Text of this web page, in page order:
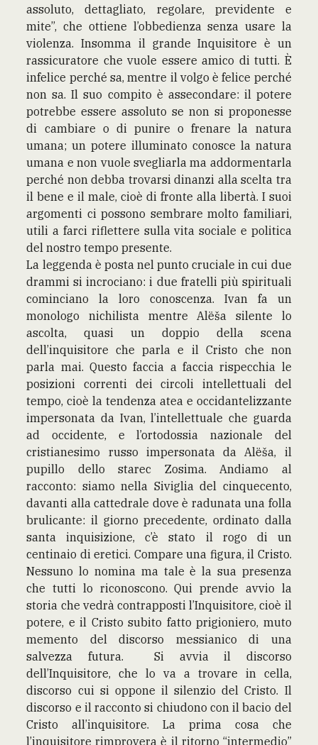
assoluto, dettagliato, regolare, previdente e
mite”, che ottiene l’obbedienza senza usare la
violenza. Insomma il grande Inquisitore è un
rassicuratore che vuole essere amico di tutti. È
infelice perché sa, mentre il volgo è felice perché
non sa. Il suo compito è assecondare: il potere
potrebbe essere assoluto se non si proponesse
di cambiare o di punire o frenare la natura
umana; un potere illuminato conosce la natura
umana e non vuole svegliarla ma addormentarla
perché non debba trovarsi dinanzi alla scelta tra
il bene e il male, cioè di fronte alla libertà. I suoi
argomenti ci possono sembrare molto familiari,
utili a farci riflettere sulla vita sociale e politica
del nostro tempo presente.
La leggenda è posta nel punto cruciale in cui due
drammi si incrociano: i due fratelli più spirituali
cominciano la loro conoscenza. Ivan fa un
monologo nichilista mentre Alëša silente lo
ascolta, quasi un doppio della scena
dell’inquisitore che parla e il Cristo che non
parla mai. Questo faccia a faccia rispecchia le
posizioni correnti dei circoli intellettuali del
tempo, cioè la tendenza atea e occidantelizzante
impersonata da Ivan, l’intellettuale che guarda
ad occidente, e l’ortodossia nazionale del
cristianesimo russo impersonata da Alëša, il
pupillo dello starec Zosima. Andiamo al
racconto: siamo nella Siviglia del cinquecento,
davanti alla cattedrale dove è radunata una folla
brulicante: il giorno precedente, ordinato dalla
santa inquisizione, c’è stato il rogo di un
centinaio di eretici. Compare una figura, il Cristo.
Nessuno lo nomina ma tale è la sua presenza
che tutti lo riconoscono. Qui prende avvio la
storia che vedrà contrapposti l’Inquisitore, cioè il
potere, e il Cristo subito fatto prigioniero, muto
memento del discorso messianico di una
salvezza futura. Si avvia il discorso
dell’Inquisitore, che lo va a trovare in cella,
discorso cui si oppone il silenzio del Cristo. Il
discorso e il racconto si chiudono con il bacio del
Cristo all’inquisitore. La prima cosa che
l’inquisitore rimprovera è il ritorno “intermedio”